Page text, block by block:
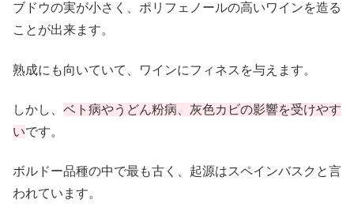
ブドウの実が小さく、ポリフェノールの高いワインを造る
ことが出来ます。
熟成にも向いていて、ワインにフィネスを与えます。
しかし、 ベト病やうどん粉病、灰色カビの影響を受けやす
いです。
ボルドー品種の中で最も古く、起源はスペインバスクと言
われています。